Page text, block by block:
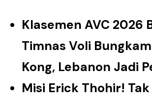
Klasemen AVC 2026
Timnas Voli
Kong, Lebanon Jadi
Misi Erick Thohir!